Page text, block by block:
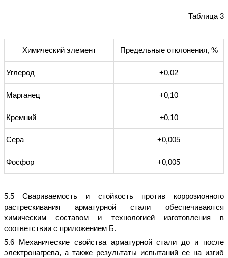
Таблица 3
Химический элемент Предельные отклонения, %
Углерод +0,02
Марганец +0,10
Кремний ±0,10
Сера +0,005
Фосфор +0,005
5.5 Свариваемость и стойкость против коррозионного
растрескивания арматурной стали обеспечиваются
химическим составом и технологией изготовления в
соответствии с приложением Б.
5.6 Механические свойства арматурной стали до и после
электронагрева, а также результаты испытаний ее на изгиб